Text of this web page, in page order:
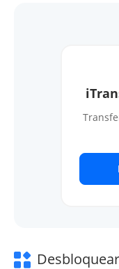
Desbloquear